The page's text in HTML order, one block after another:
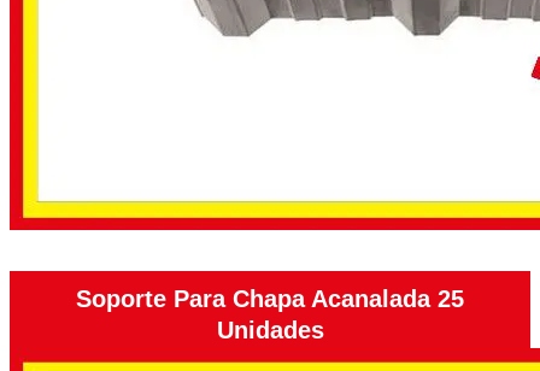
Soporte Para Chapa Acanalada 25
Unidades